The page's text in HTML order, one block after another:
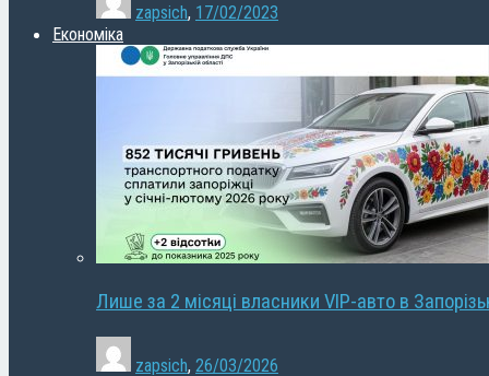
zapsich, 17/02/2023
Економіка
Лише за 2 місяці власники VIP-авто в
zapsich, 26/03/2026